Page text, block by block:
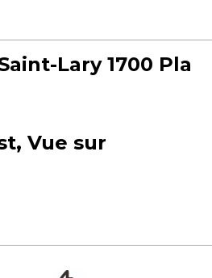
Lary 1700 Pla
Vue sur